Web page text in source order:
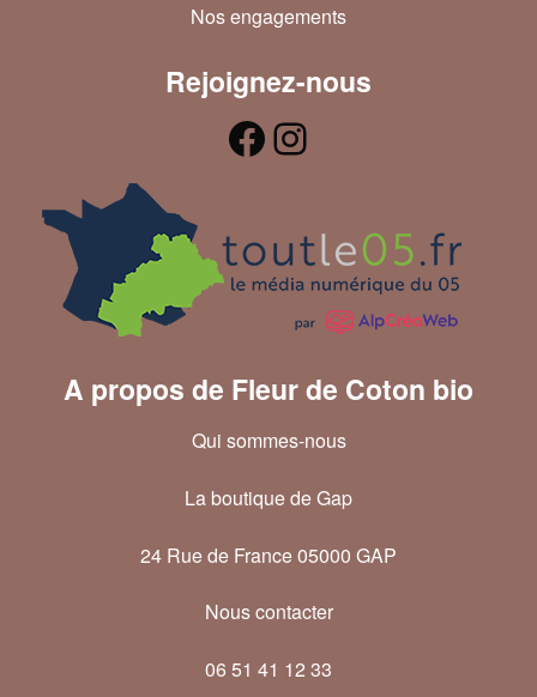
Nos engagements
Rejoignez-nous
A propos de Fleur de Coton bio
Qui sommes-nous
La boutique de Gap
24 Rue de France 05000 GAP
Nous contacter
06 51 41 12 33